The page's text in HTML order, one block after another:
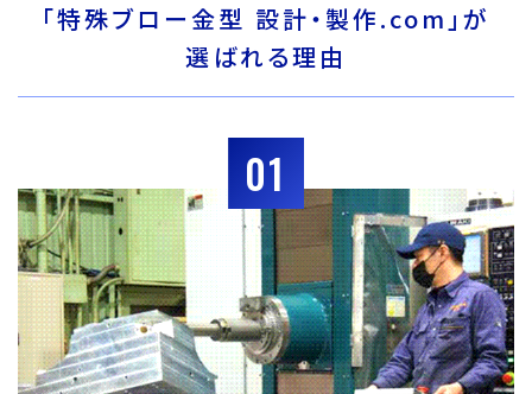
「特殊ブロー金型 設計・製作.com」が
選ばれる理由
01